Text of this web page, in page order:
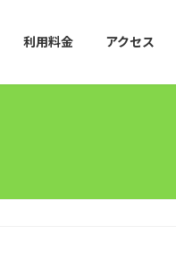
利用料金 アクセス